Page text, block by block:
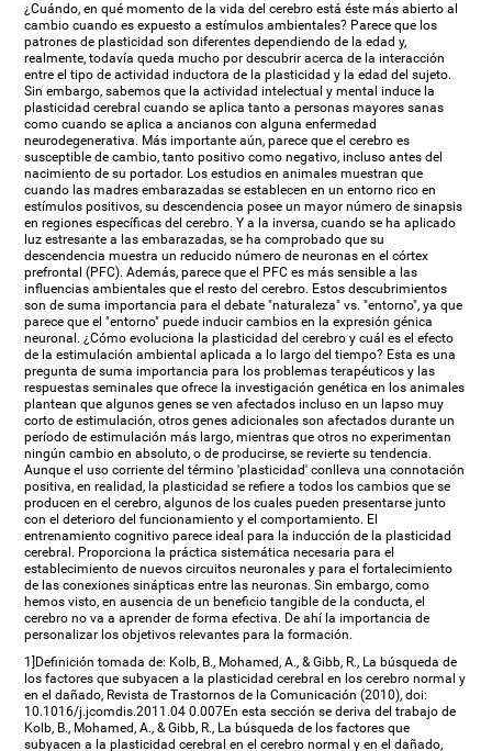
¿Cuándo, en qué momento de la vida del cerebro está éste más abierto al
cambio cuando es expuesto a estímulos ambientales? Parece que los
patrones de plasticidad son diferentes dependiendo de la edad y,
realmente, todavía queda mucho por descubrir acerca de la interacción
entre el tipo de actividad inductora de la plasticidad y la edad del sujeto.
Sin embargo, sabemos que la actividad intelectual y mental induce la
plasticidad cerebral cuando se aplica tanto a personas mayores sanas
como cuando se aplica a ancianos con alguna enfermedad
neurodegenerativa. Más importante aún, parece que el cerebro es
susceptible de cambio, tanto positivo como negativo, incluso antes del
nacimiento de su portador. Los estudios en animales muestran que
cuando las madres embarazadas se establecen en un entorno rico en
estímulos positivos, su descendencia posee un mayor número de sinapsis
en regiones específicas del cerebro. Y a la inversa, cuando se ha aplicado
luz estresante a las embarazadas, se ha comprobado que su
descendencia muestra un reducido número de neuronas en el córtex
prefrontal (PFC). Además, parece que el PFC es más sensible a las
influencias ambientales que el resto del cerebro. Estos descubrimientos
son de suma importancia para el debate "naturaleza" vs. "entorno", ya que
parece que el "entorno" puede inducir cambios en la expresión génica
neuronal. ¿Cómo evoluciona la plasticidad del cerebro y cuál es el efecto
de la estimulación ambiental aplicada a lo largo del tiempo? Esta es una
pregunta de suma importancia para los problemas terapéuticos y las
respuestas seminales que ofrece la investigación genética en los animales
plantean que algunos genes se ven afectados incluso en un lapso muy
corto de estimulación, otros genes adicionales son afectados durante un
período de estimulación más largo, mientras que otros no experimentan
ningún cambio en absoluto, o de producirse, se revierte su tendencia.
Aunque el uso corriente del término 'plasticidad' conlleva una connotación
positiva, en realidad, la plasticidad se refiere a todos los cambios que se
producen en el cerebro, algunos de los cuales pueden presentarse junto
con el deterioro del funcionamiento y el comportamiento. El
entrenamiento cognitivo parece ideal para la inducción de la plasticidad
cerebral. Proporciona la práctica sistemática necesaria para el
establecimiento de nuevos circuitos neuronales y para el fortalecimiento
de las conexiones sinápticas entre las neuronas. Sin embargo, como
hemos visto, en ausencia de un beneficio tangible de la conducta, el
cerebro no va a aprender de forma efectiva. De ahí la importancia de
personalizar los objetivos relevantes para la formación.
1]Definición tomada de: Kolb, B., Mohamed, A., & Gibb, R., La búsqueda de
los factores que subyacen a la plasticidad cerebral en los cerebro normal y
en el dañado, Revista de Trastornos de la Comunicación (2010), doi:
10.1016/j.jcomdis.2011.04 0.007En esta sección se deriva del trabajo de
Kolb, B., Mohamed, A., & Gibb, R., La búsqueda de los factores que
subyacen a la plasticidad cerebral en el cerebro normal y en el dañado,